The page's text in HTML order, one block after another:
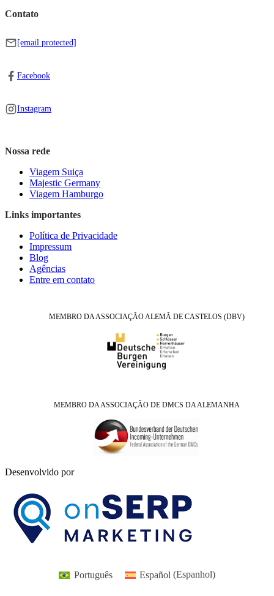
Contato
[email protected]
Facebook
Instagram
Nossa rede
Viagem Suiça
Majestic Germany
Viagem Hamburgo
Links importantes
Política de Privacidade
Impressum
Blog
Agências
Entre em contato
MEMBRO DA ASSOCIAÇÃO ALEMÃ DE CASTELOS (DBV)
MEMBRO DA ASSOCIAÇÃO DE DMCS DA ALEMANHA
Desenvolvido por
Português Español (Espanhol)